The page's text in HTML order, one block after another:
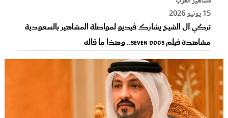
15 يونيو 2026
تركي آل الشيخ يشارك فيديو لمواصلة المشاهير بالسعودية
مشاهدة فيلم Seven Dogs.. وهذا ما قاله